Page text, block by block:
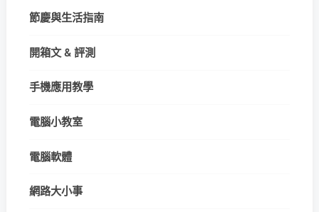
節慶與生活指南
開箱文 & 評測
手機應用教學
電腦小教室
電腦軟體
網路大小事